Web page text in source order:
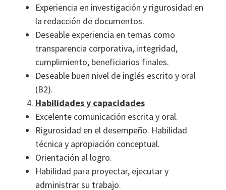
Experiencia en investigación y rigurosidad en
la redacción de documentos.
Deseable experiencia en temas como
transparencia corporativa, integridad,
cumplimiento, beneficiarios finales.
Deseable buen nivel de inglés escrito y oral
(B2).
Habilidades y capacidades
Excelente comunicación escrita y oral.
Rigurosidad en el desempeño. Habilidad
técnica y apropiación conceptual.
Orientación al logro.
Habilidad para proyectar, ejecutar y
administrar su trabajo.